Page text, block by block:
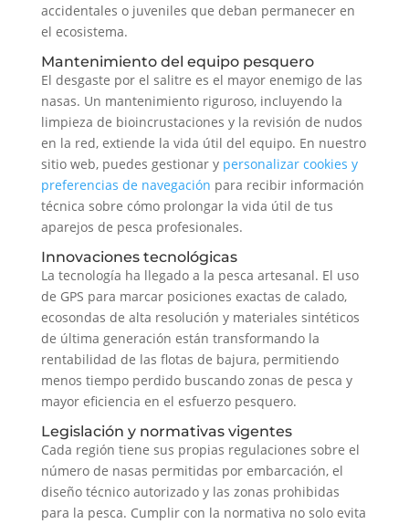
accidentales o juveniles que deban permanecer en
el ecosistema.
Mantenimiento del equipo pesquero
El desgaste por el salitre es el mayor enemigo de las
nasas. Un mantenimiento riguroso, incluyendo la
limpieza de bioincrustaciones y la revisión de nudos
en la red, extiende la vida útil del equipo. En nuestro
sitio web, puedes gestionar y personalizar cookies y
preferencias de navegación para recibir información
técnica sobre cómo prolongar la vida útil de tus
aparejos de pesca profesionales.
Innovaciones tecnológicas
La tecnología ha llegado a la pesca artesanal. El uso
de GPS para marcar posiciones exactas de calado,
ecosondas de alta resolución y materiales sintéticos
de última generación están transformando la
rentabilidad de las flotas de bajura, permitiendo
menos tiempo perdido buscando zonas de pesca y
mayor eficiencia en el esfuerzo pesquero.
Legislación y normativas vigentes
Cada región tiene sus propias regulaciones sobre el
número de nasas permitidas por embarcación, el
diseño técnico autorizado y las zonas prohibidas
para la pesca. Cumplir con la normativa no solo evita